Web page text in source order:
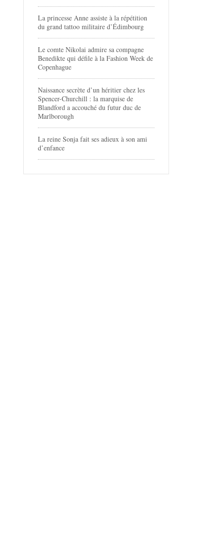
La princesse Anne assiste à la répétition
du grand tattoo militaire d’Édimbourg
Le comte Nikolai admire sa compagne
Benedikte qui défile à la Fashion Week de
Copenhague
Naissance secrète d’un héritier chez les
Spencer-Churchill : la marquise de
Blandford a accouché du futur duc de
Marlborough
La reine Sonja fait ses adieux à son ami
d’enfance